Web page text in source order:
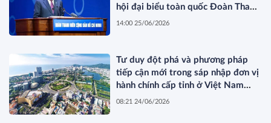
hội đại biểu toàn quốc Đoàn Thanh
niên Cộng sản Hồ Chí Minh lần thứ
14:00 25/06/2026
Tư duy đột phá và phương pháp
tiếp cận mới trong sáp nhập đơn vị
hành chính cấp tỉnh ở Việt Nam
hiện nay
08:21 24/06/2026